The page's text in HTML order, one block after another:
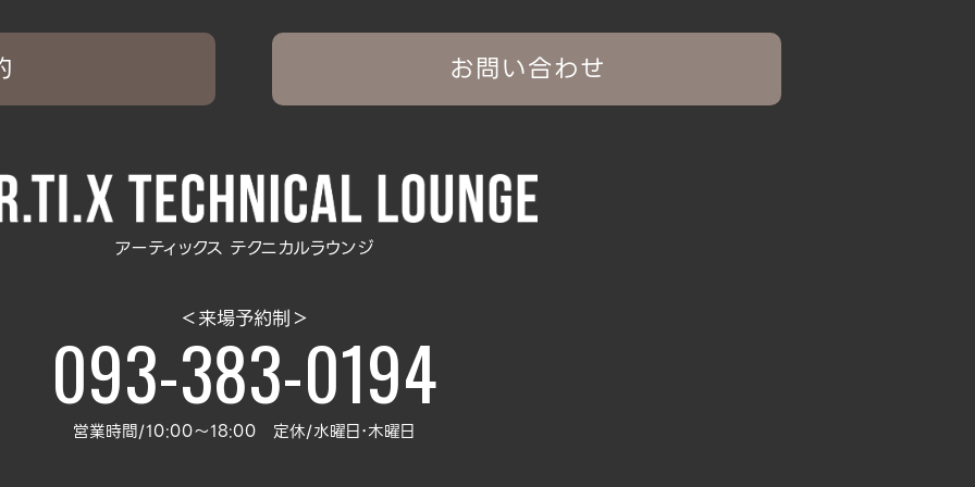
お問い合わせ
アーティックス テクニカルラウンジ
＜来場予約制＞
093-383-0194
営業時間/10:00～18:00 定休/水曜日･木曜日